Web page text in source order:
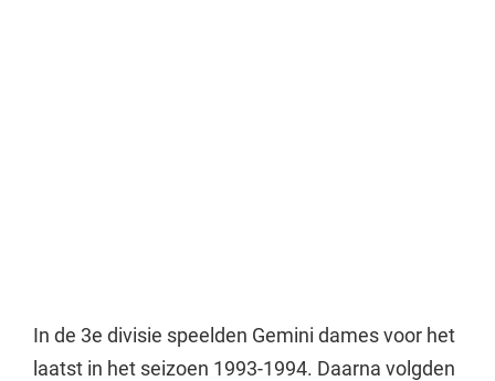
In de 3e divisie speelden Gemini dames voor het
laatst in het seizoen 1993-1994. Daarna volgden